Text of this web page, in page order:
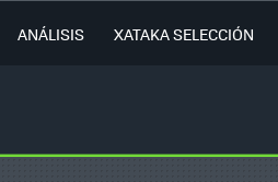
ANÁLISIS XATAKA SELECCIÓN